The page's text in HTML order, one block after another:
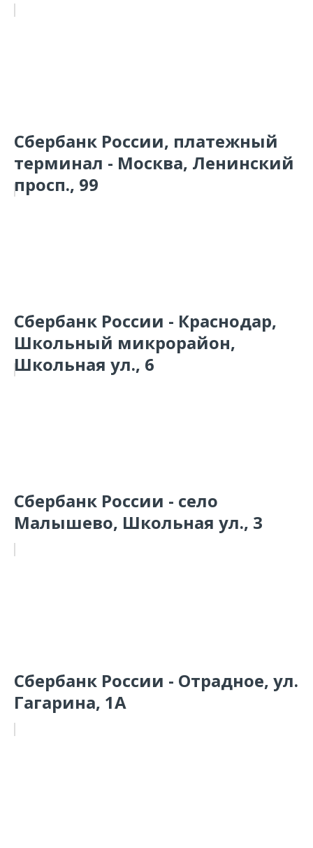
Сбербанк России, платежный
терминал - Москва, Ленинский
просп., 99
Сбербанк России - Краснодар,
Школьный микрорайон,
Школьная ул., 6
Сбербанк России - село
Малышево, Школьная ул., 3
Сбербанк России - Отрадное, ул.
Гагарина, 1А